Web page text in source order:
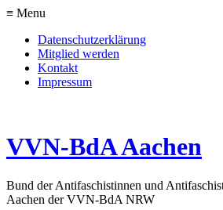
≡ Menu
Datenschutzerklärung
Mitglied werden
Kontakt
Impressum
VVN-BdA Aachen
Bund der Antifaschistinnen und
Aachen der VVN-BdA NRW